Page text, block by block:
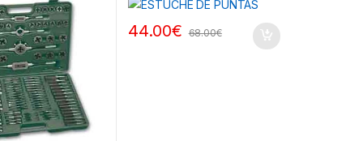
44.00€ 68.00€